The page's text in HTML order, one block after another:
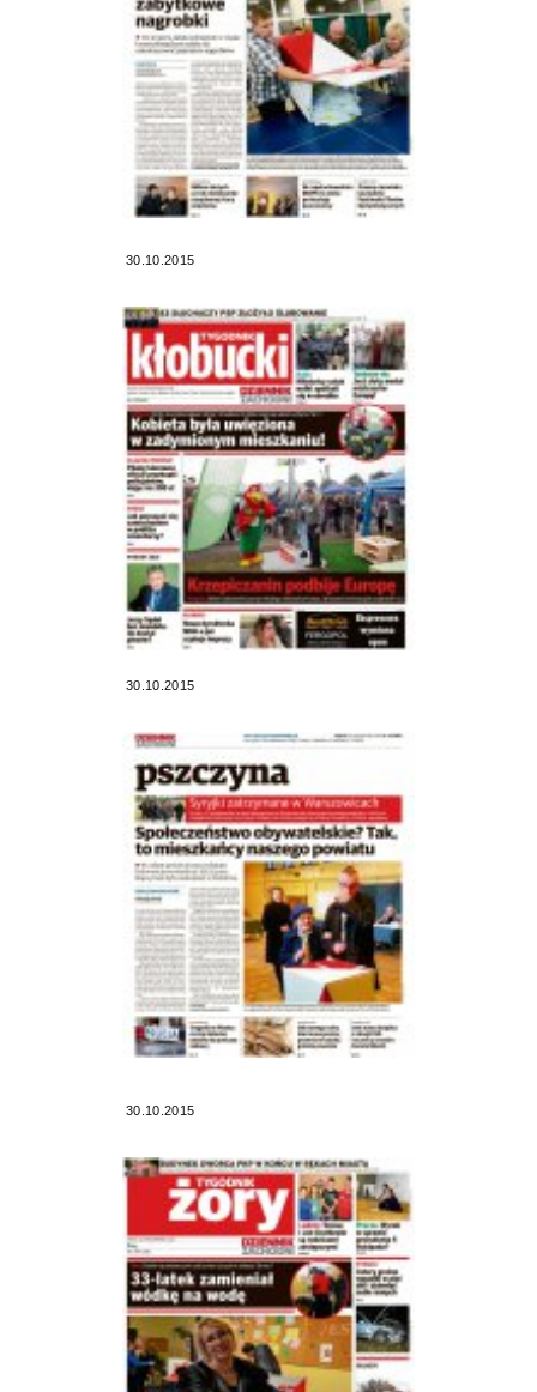
30.10.2015
30.10.2015
30.10.2015